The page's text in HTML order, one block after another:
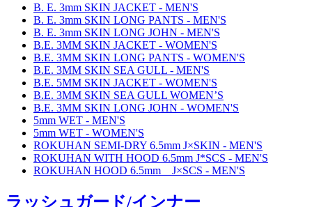
B. E. 3mm SKIN JACKET - MEN'S
B. E. 3mm SKIN LONG PANTS - MEN'S
B. E. 3mm SKIN LONG JOHN - MEN'S
B.E. 3MM SKIN JACKET - WOMEN'S
B.E. 3MM SKIN LONG PANTS - WOMEN'S
B.E. 3MM SKIN SEA GULL - MEN'S
B.E. 5MM SKIN JACKET - WOMEN'S
B.E. 3MM SKIN SEA GULL WOMEN’S
B.E. 3MM SKIN LONG JOHN - WOMEN'S
5mm WET - MEN'S
5mm WET - WOMEN'S
ROKUHAN SEMI-DRY 6.5mm J×SKIN - MEN'S
ROKUHAN WITH HOOD 6.5mm J*SCS - MEN'S
ROKUHAN HOOD 6.5mm J×SCS - MEN'S
ラッシュガード/インナー